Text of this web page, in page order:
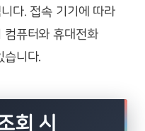
다. 접속 기기에 따라
컴퓨터와 휴대전화
습니다.
회 시